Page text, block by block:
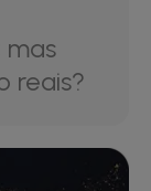
reais?